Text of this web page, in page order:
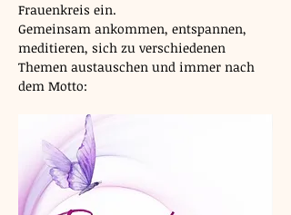
Frauenkreis ein.
Gemeinsam ankommen, entspannen,
meditieren, sich zu verschiedenen
Themen austauschen und immer nach
dem Motto: